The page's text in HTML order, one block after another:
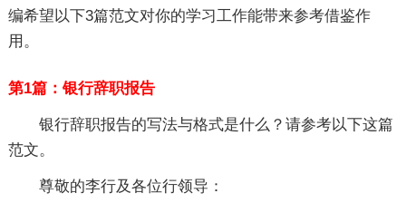
编希望以下3篇范文对你的学习工作能带来参考借鉴作
用。
第1篇：银行辞职报告
银行辞职报告的写法与格式是什么？请参考以下这篇
范文。
尊敬的李行及各位行领导：